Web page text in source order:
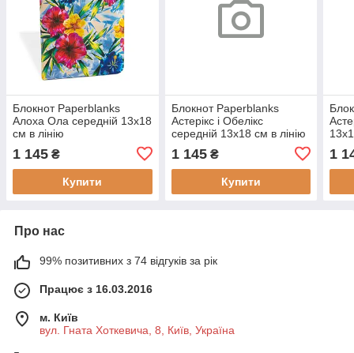
Блокнот Paperblanks
Алоха Ола середній 13х18
см в лінію
1 145 ₴
Купити
Блокнот Paperblanks
Астерікс і Обелікс
середній 13х18 см в лінію
1 145₴
Купити
1
Про нас
99% позитивних з 74 відгуків за рік
Працює з 16.03.2016
м. Київ
вул. Гната Хоткевича, 8, Київ, Україна